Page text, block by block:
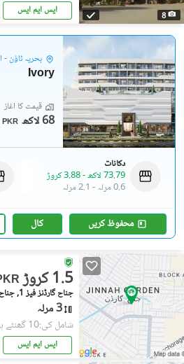
8 ایس ایم ایس
بحریہ ٹاؤن -
Ivory
قیمت کا آغاز
PKR 68 لاکھ
دکانات
73.79 لاکھ
-3.88 کروڑ
0.6 مرلہ
- 2.1 مرلہ
محفوظ کریں کال
1.5 کروڑ
جناح گارڈنز فیز 1, جناح گارڈنز
3 مرلہ
شامل کی:10 گھنٹے پہل
ایس ایم ایس